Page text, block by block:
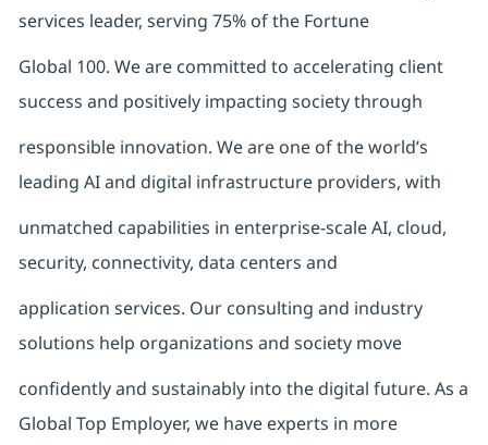
services leader, serving 75% of the Fortune
Global 100. We are committed to accelerating client
success and positively impacting society through
responsible innovation. We are one of the world’s
leading AI and digital infrastructure providers, with
unmatched capabilities in enterprise-scale AI, cloud,
security, connectivity, data centers and
application services. Our consulting and industry
solutions help organizations and society move
confidently and sustainably into the digital future. As a
Global Top Employer, we have experts in more